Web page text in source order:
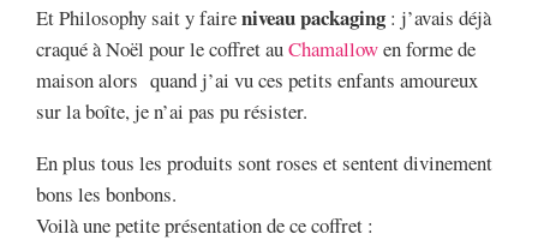
Et Philosophy sait y faireniveau packaging : j’avais déjà
craqué à Noël pour le coffret auChamallowen forme de
maison alors quand j’ai vu ces petits enfants amoureux
sur la boîte, je n’ai pas pu résister.
En plus tous les produits sont roses et sentent divinement
bons les bonbons.
Voilà une petite présentation de ce coffret :